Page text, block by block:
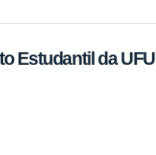
Estudantil da UFU